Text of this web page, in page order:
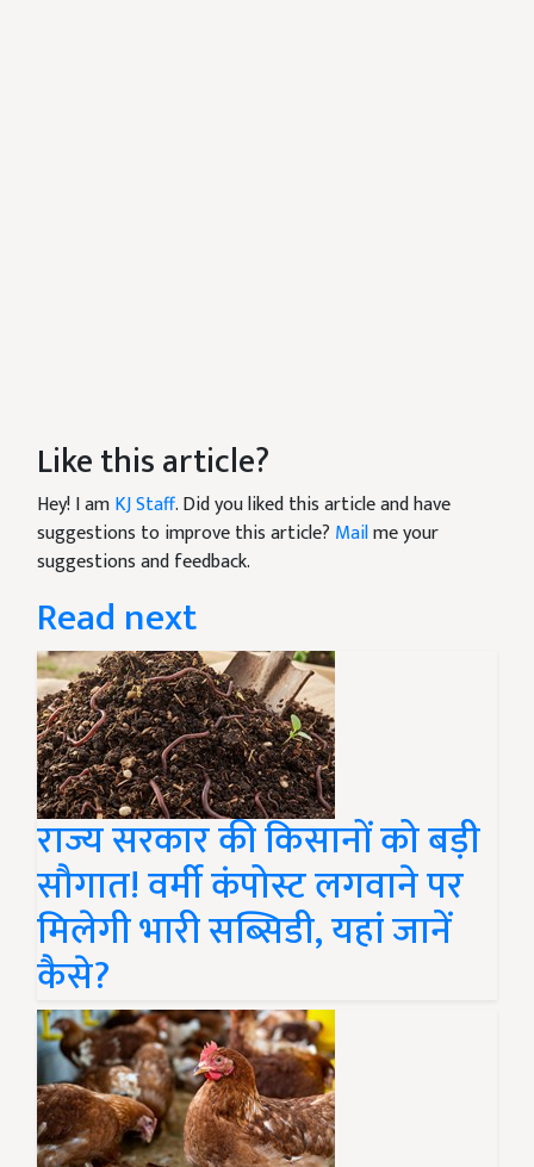
Like this article?
Hey! I amKJ Staff. Did you liked this article and have
suggestions to improve this article? Mailme your
suggestions and feedback.
Read next
राज्य सरकार की किसानों को बड़ी
सौगात! वर्मी कंपोस्ट लगवाने पर
मिलेगी भारी सब्सिडी, यहां जानें
कैसे?